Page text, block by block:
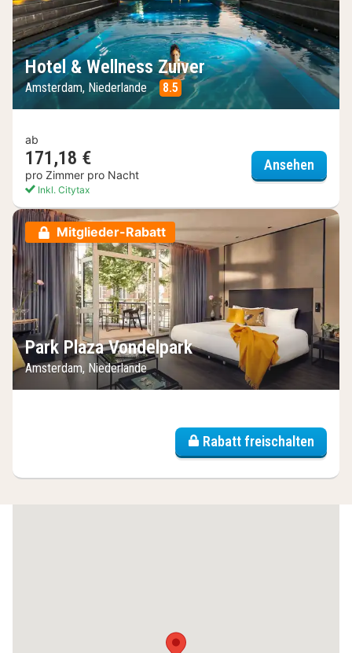
Hotel & Wellness Zuiver
Amsterdam, Niederlande 8.5
ab
171,18 €
pro Zimmer pro Nacht
Inkl. Citytax
Ansehen
Mitglieder-Rabatt
Park Plaza Vondelpark
Amsterdam, Niederlande
Rabatt freischalten